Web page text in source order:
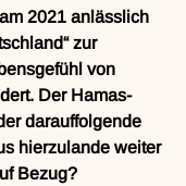
2021 anlässlich
zur
von
Der Hamas-
darauffolgende
hierzulande weiter
Bezug?